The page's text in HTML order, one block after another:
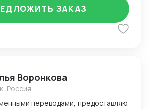
проверки контрагентов до
сделок и абонентского
ЗАКАЗ
Воронкова
Россия
переводами, предоставляю